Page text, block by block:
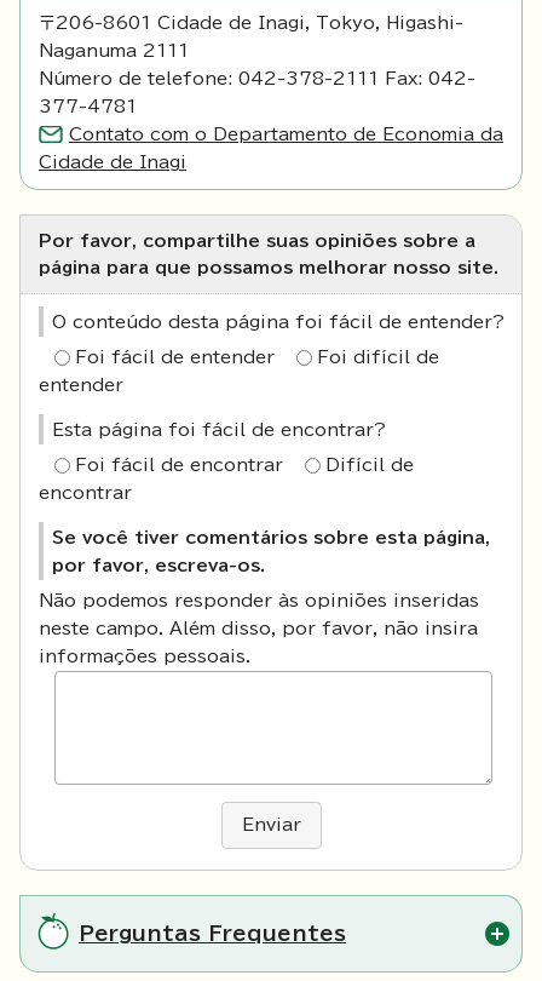
〒206-8601 Cidade de Inagi, Tokyo, Higashi-
Naganuma 2111
Número de telefone: 042-378-2111 Fax: 042-
377-4781
Contato com o Departamento de Economia da
Cidade de Inagi
Por favor, compartilhe suas opiniões sobre a
página para que possamos melhorar nosso site.
O conteúdo desta página foi fácil de entender?
Foi fácil de entender
Foi difícil de
entender
Esta página foi fácil de encontrar?
Foi fácil de encontrar
Difícil de
encontrar
Se você tiver comentários sobre esta página,
por favor, escreva-os.
Não podemos responder às opiniões inseridas
neste campo. Além disso, por favor, não insira
informações pessoais.
Enviar
Perguntas Frequentes